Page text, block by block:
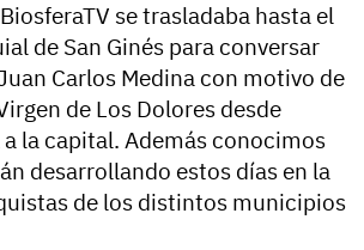
se trasladaba hasta el
de San Ginés para conversar
Carlos Medina con motivo de
de Los Dolores desde
la capital. Además conocimos
desarrollando estos días en la
de los distintos municipios